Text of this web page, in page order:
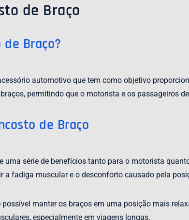
de Braço
de Braço?
automotivo que tem como objetivo
permitindo que o motorista e os passageiros
de Braço
uma série de benefícios tanto para o motorista
a fadiga muscular e o desconforto causado pela
possível manter os braços em uma posição mais
especialmente em viagens longas.